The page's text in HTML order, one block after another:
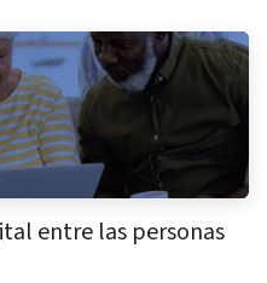
entre las personas